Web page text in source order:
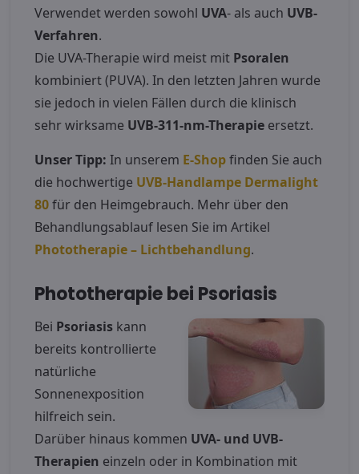
Verwendet werden sowohl UVA- als auch UVB-
Verfahren.
Die UVA-Therapie wird meist mit Psoralen
kombiniert (PUVA). In den letzten Jahren wurde
sie jedoch in vielen Fällen durch die klinisch
sehr wirksame UVB-311-nm-Therapie ersetzt.
Unser Tipp: In unserem E-Shopfinden Sie auch
die hochwertige UVB-Handlampe Dermalight
80für den Heimgebrauch. Mehr über den
Behandlungsablauf lesen Sie im Artikel
Phototherapie – Lichtbehandlung.
Phototherapie bei Psoriasis
Bei Psoriasis kann
bereits kontrollierte
natürliche
Sonnenexposition
hilfreich sein.
Darüber hinaus kommen UVA- und UVB-
Therapien einzeln oder in Kombination mit